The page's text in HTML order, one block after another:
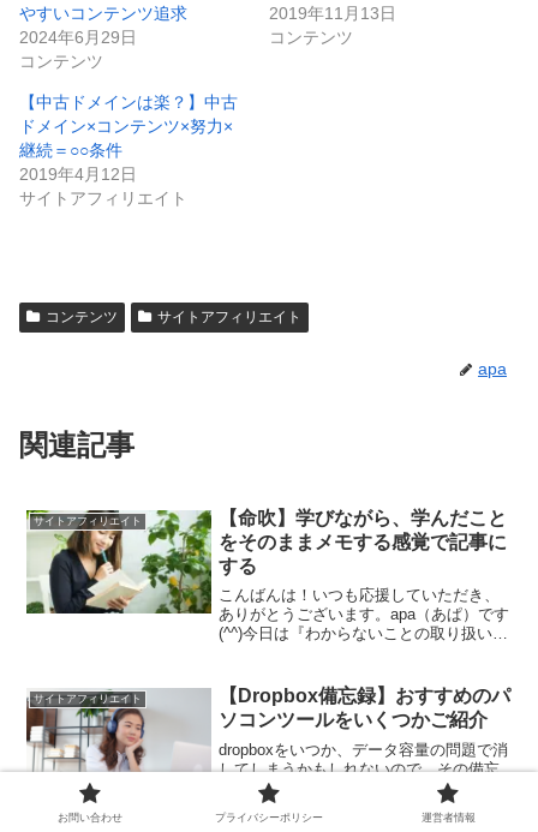
やすいコンテンツ追求
2024年6月29日
コンテンツ
2019年11月13日
コンテンツ
【中古ドメインは楽？】中古
ドメイン×コンテンツ×努力×
継続＝○○条件
2019年4月12日
サイトアフィリエイト
コンテンツ サイトアフィリエイト
apa
関連記事
サイトアフィリエイト
【命吹】学びながら、学んだこと
をそのままメモする感覚で記事に
する
こんばんは！いつも応援していただき、
ありがとうございます。apa（あぱ）です
(^^)今日は『わからないことの取り扱い』
ィリエイトをもしもやっているのであれ
ば。今まで自分...
サイトアフィリエイト
【Dropbox備忘録】おすすめのパ
ソコンツールをいくつかご紹介
dropboxをいつか、データ容量の問題で消
してしまうかもしれないので、その備忘
録として僕のパソコンに保存されている
ツールをいくつか、備忘録も兼ねてご紹
介しています。ぜひ一つの参考にしてく
お問い合わせ プライバシーポリシー 運営者情報